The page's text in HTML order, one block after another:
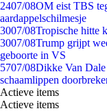
2407/08OM eist TBS
aardappelschilmesje
3007/08Tropische hitte
3007/08Trump grijpt
geboorte in VS
5707/08Dikke Van
schaamlippen
Actieve items
Actieve items